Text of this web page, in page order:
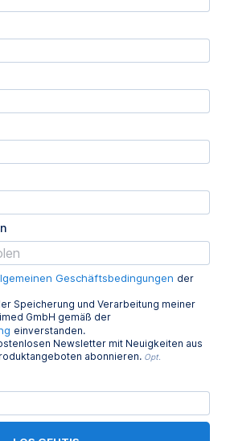
Geschäftsbedingungen der
Speicherung und Verarbeitung meiner
GmbH gemäß der
einverstanden.
Newsletter mit Neuigkeiten aus
abonnieren. Opt.